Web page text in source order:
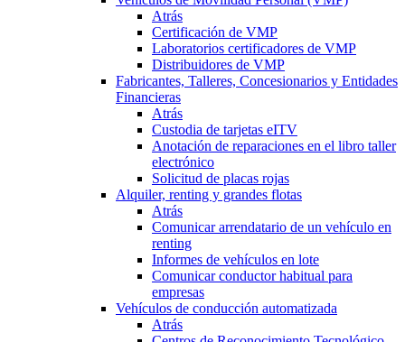
Atrás
Certificación de VMP
Laboratorios certificadores de VMP
Distribuidores de VMP
Fabricantes, Talleres, Concesionarios y Entidades
Financieras
Atrás
Custodia de tarjetas eITV
Anotación de reparaciones en el libro taller
electrónico
Solicitud de placas rojas
Alquiler, renting y grandes flotas
Atrás
Comunicar arrendatario de un vehículo en
renting
Informes de vehículos en lote
Comunicar conductor habitual para
empresas
Vehículos de conducción automatizada
Atrás